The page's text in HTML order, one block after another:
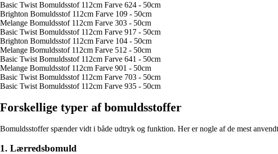
Basic Twist Bomuldsstof 112cm Farve 624 - 50cm
Brighton Bomuldsstof 112cm Farve 109 - 50cm
Melange Bomuldsstof 112cm Farve 303 - 50cm
Basic Twist Bomuldsstof 112cm Farve 917 - 50cm
Brighton Bomuldsstof 112cm Farve 104 - 50cm
Melange Bomuldsstof 112cm Farve 512 - 50cm
Basic Twist Bomuldsstof 112cm Farve 641 - 50cm
Melange Bomuldsstof 112cm Farve 901 - 50cm
Basic Twist Bomuldsstof 112cm Farve 703 - 50cm
Basic Twist Bomuldsstof 112cm Farve 935 - 50cm
Forskellige typer af bomuldsstoffer
Bomuldsstoffer spænder vidt i både udtryk og funktion. Her er nogle af de mest
1. Lærredsbomuld